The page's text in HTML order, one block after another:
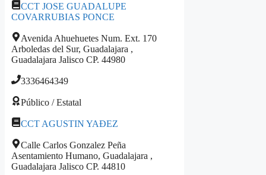
CCT JOSE GUADALUPE
COVARRUBIAS PONCE
Avenida Ahuehuetes Num. Ext. 170
Arboledas del Sur, Guadalajara ,
Guadalajara Jalisco CP. 44980
3336464349
Público / Estatal
CCT AGUSTIN YAÐEZ
Calle Carlos Gonzalez Peña
Asentamiento Humano, Guadalajara ,
Guadalajara Jalisco CP. 44810